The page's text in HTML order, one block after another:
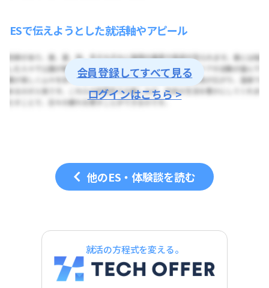
ESで伝えようとした就活軸やアピール
会員登録してすべて見る
ログインはこちら >
他のES・体験談を読む
就活の方程式を変える。